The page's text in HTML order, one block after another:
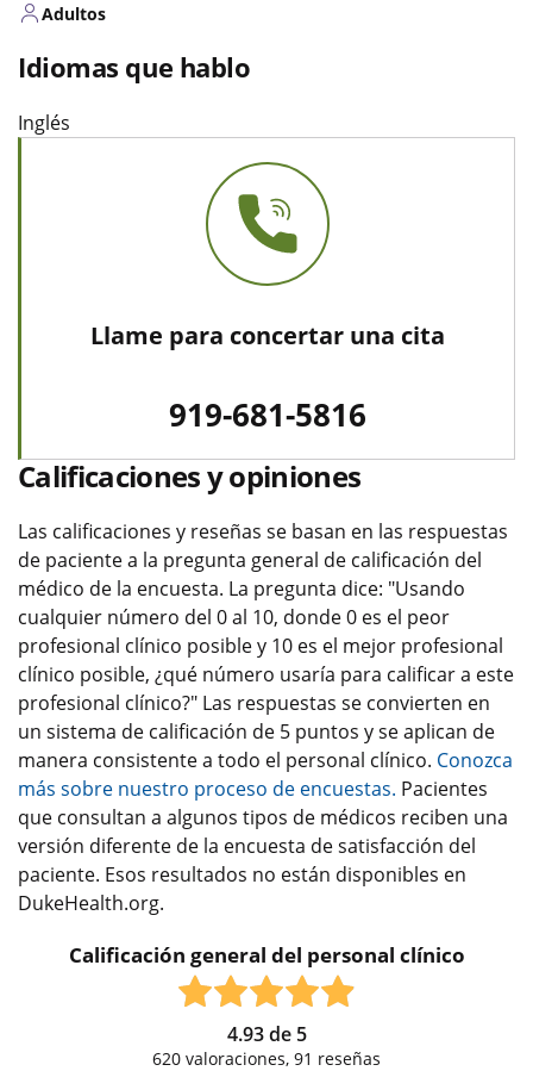
Adultos
Idiomas que hablo
Inglés
Llame para concertar una cita
919-681-5816
Calificaciones y opiniones
Las calificaciones y reseñas se basan en las respuestas
de paciente a la pregunta general de calificación del
médico de la encuesta. La pregunta dice: "Usando
cualquier número del 0 al 10, donde 0 es el peor
profesional clínico posible y 10 es el mejor profesional
clínico posible, ¿qué número usaría para calificar a este
profesional clínico?" Las respuestas se convierten en
un sistema de calificación de 5 puntos y se aplican de
manera consistente a todo el personal clínico. Conozca
más sobre nuestro proceso de encuestas. Pacientes
que consultan a algunos tipos de médicos reciben una
versión diferente de la encuesta de satisfacción del
paciente. Esos resultados no están disponibles en
DukeHealth.org.
Calificación general del personal clínico
4.93de 5
620 valoraciones, 91 reseñas